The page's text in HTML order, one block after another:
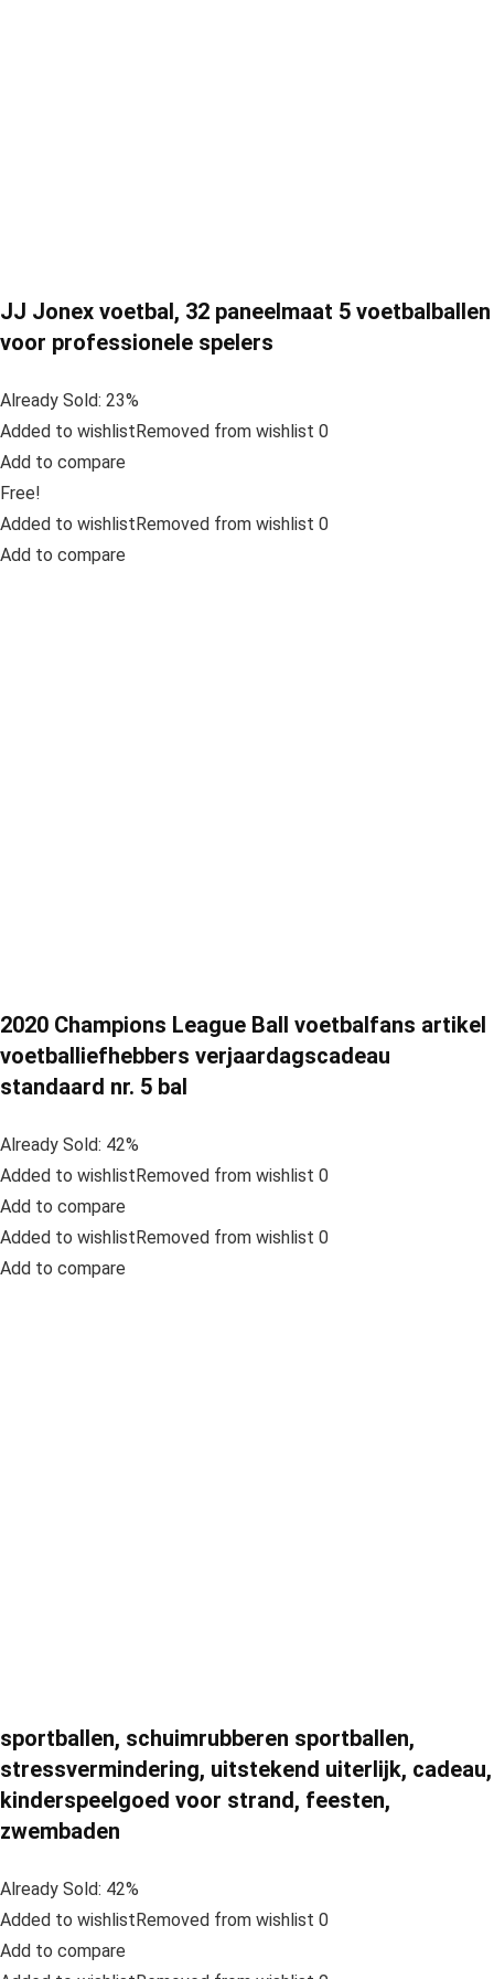
JJ Jonex voetbal, 32 paneelmaat 5 voetbalballen
voor professionele spelers
Already Sold: 23%
Added to wishlistRemoved from wishlist 0
Add to compare
Free!
Added to wishlistRemoved from wishlist 0
Add to compare
2020 Champions League Ball voetbalfans artikel
voetballiefhebbers verjaardagscadeau
standaard nr. 5 bal
Already Sold: 42%
Added to wishlistRemoved from wishlist 0
Add to compare
Added to wishlistRemoved from wishlist 0
Add to compare
sportballen, schuimrubberen sportballen,
stressvermindering, uitstekend uiterlijk, cadeau,
kinderspeelgoed voor strand, feesten,
zwembaden
Already Sold: 42%
Added to wishlistRemoved from wishlist 0
Add to compare